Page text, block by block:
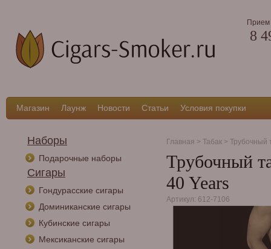
Прием
8
Магазин Лаунж Новости Статьи Условия покупки
Наборы
Подарочные наборы
Сигары
Гондурасские сигары
Доминиканские сигары
Кубинские сигары
Мексиканские сигары
Главная > Табак > Трубочный
Трубочный
40 Years
Артикул: 612-7106